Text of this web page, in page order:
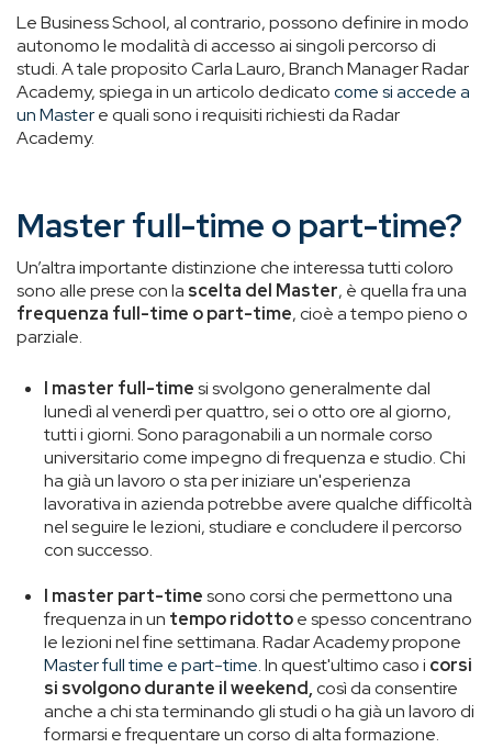
Le Business School, al contrario, possono definire in modo
autonomo le modalità di accesso ai singoli percorso di
studi. A tale proposito Carla Lauro, Branch Manager Radar
Academy, spiega in un articolo dedicatocome si accede a
un Mastere quali sono i requisiti richiesti da Radar
Academy.
Master full-time o part-time?
Un’altra importante distinzione che interessa tutti coloro
sono alle prese con la scelta del Master, è quella fra una
frequenza full-time o part-time, cioè a tempo pieno o
parziale.
I master full-timesi svolgono generalmente dal
lunedì al venerdì per quattro, sei o otto ore al giorno,
tutti i giorni. Sono paragonabili a un normale corso
universitario come impegno di frequenza e studio. Chi
ha già un lavoro o sta per iniziare un'esperienza
lavorativa in azienda potrebbe avere qualche difficoltà
nel seguire le lezioni, studiare e concludere il percorso
con successo.
I master part-timesono corsi che permettono una
frequenza in un tempo ridottoe spesso concentrano
le lezioni nel fine settimana.Radar Academy propone
Master full time e part-time.In quest'ultimo caso i corsi
si svolgono durante il weekend,così da consentire
anche a chi sta terminando gli studi o ha già un lavoro di
formarsi e frequentare un corso di alta formazione.